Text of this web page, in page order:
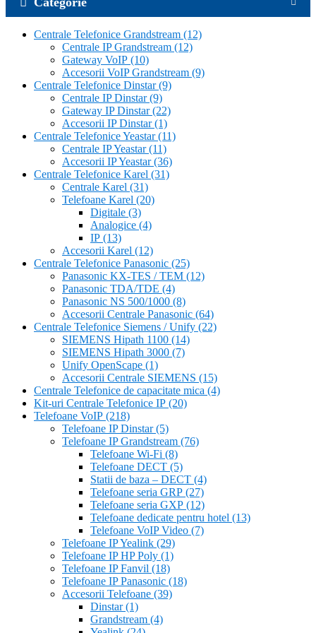
Centrale Telefonice Grandstream (12)
Centrale IP Grandstream (12)
Gateway VoIP (10)
Accesorii VoIP Grandstream (9)
Centrale Telefonice Dinstar(9)
Centrale IP Dinstar(9)
Gateway IP Dinstar(22)
Accesorii IP Dinstar(1)
Centrale Telefonice Yeastar(11)
Centrale IP Yeastar(11)
Accesorii IP Yeastar(36)
Centrale Telefonice Karel (31)
Centrale Karel (31)
Telefoane Karel (20)
Digitale (3)
Analogice (4)
IP (13)
Accesorii Karel (12)
Centrale Telefonice Panasonic (25)
Panasonic KX-TES / TEM (12)
Panasonic TDA/TDE (4)
Panasonic NS 500/1000 (8)
Accesorii Centrale Panasonic (64)
Centrale Telefonice Siemens / Unify (22)
SIEMENS Hipath 1100 (14)
SIEMENS Hipath 3000 (7)
Unify OpenScape (1)
Accesorii Centrale SIEMENS (15)
Centrale Telefonice de capacitate mica (4)
Kit-uri Centrale Telefonice IP (20)
Telefoane VoIP (218)
Telefoane IP Dinstar(5)
Telefoane IP Grandstream (76)
Telefoane Wi-Fi (8)
Telefoane DECT (5)
Statii de baza – DECT (4)
Telefoane seria GRP (27)
Telefoane seria GXP (12)
Telefoane dedicate pentru hotel (13)
Telefoane VoIP Video (7)
Telefoane IP Yealink (29)
Telefoane IP HP Poly (1)
Telefoane IP Fanvil (18)
Telefoane IP Panasonic (18)
Accesorii Telefoane (39)
Dinstar(1)
Grandstream (4)